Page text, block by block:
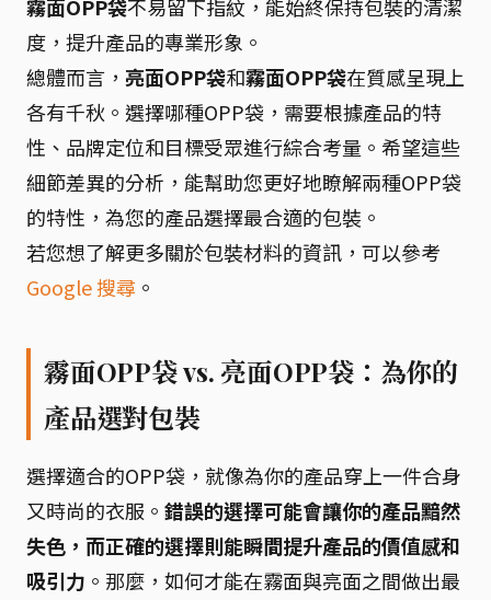
霧面OPP袋不易留下指紋，能始終保持包裝的清潔
度，提升產品的專業形象。
總體而言， 亮面OPP袋和霧面OPP袋在質感呈現上
各有千秋。選擇哪種OPP袋，需要根據產品的特
性、品牌定位和目標受眾進行綜合考量。希望這些
細節差異的分析，能幫助您更好地瞭解兩種OPP袋
的特性，為您的產品選擇最合適的包裝。
若您想了解更多關於包裝材料的資訊，可以參考
Google 搜尋 。
霧面OPP袋 vs. 亮面OPP袋：為你的
產品選對包裝
選擇適合的OPP袋，就像為你的產品穿上一件合身
又時尚的衣服。 錯誤的選擇可能會讓你的產品黯然
失色，而正確的選擇則能瞬間提升產品的價值感和
吸引力 。那麼，如何才能在霧面與亮面之間做出最